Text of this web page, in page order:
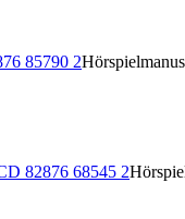
85790 2
82876 68545 2